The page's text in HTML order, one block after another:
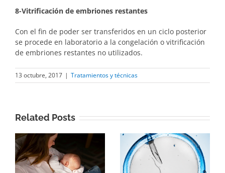
8-Vitrificación de embriones restantes
Con el fin de poder ser transferidos en un ciclo posterior
se procede en laboratorio a la congelación o vitrificación
de embriones restantes no utilizados.
13 octubre, 2017 | Tratamientos y técnicas
Related Posts